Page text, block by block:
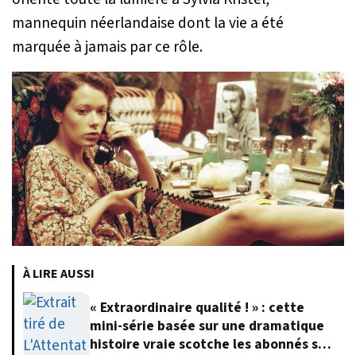
mannequin néerlandaise dont la vie a été
marquée à jamais par ce rôle.
À LIRE AUSSI
« Extraordinaire qualité ! » : cette
mini-série basée sur une dramatique
histoire vraie scotche les abonnés sur